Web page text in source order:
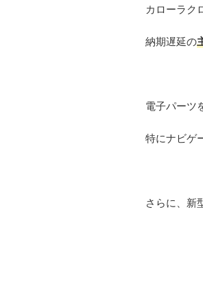
カローラク
納期遅延の
電子パーツ
特にナビゲ
さらに、新